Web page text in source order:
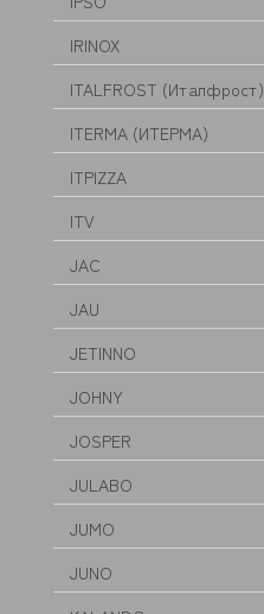
IRINOX
ITALFROST (Италфрост)
ITERMA (ИТЕРМА)
ITPIZZA
ITV
JAC
JAU
JETINNO
JOHNY
JOSPER
JULABO
JUMO
JUNO